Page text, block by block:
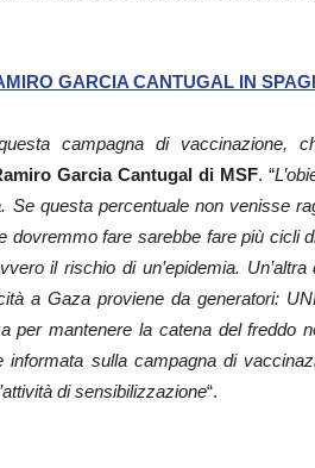
GARCIA CANTUGAL IN
campagna di
Garcia Cantugal di MSF. “
Se questa percentuale non venisse
dovremmo fare sarebbe fare più cicli
il rischio di un’epidemia.
a Gaza proviene da generatori:
per mantenere la catena del freddo
informata sulla campagna di
di sensibilizzazione“.